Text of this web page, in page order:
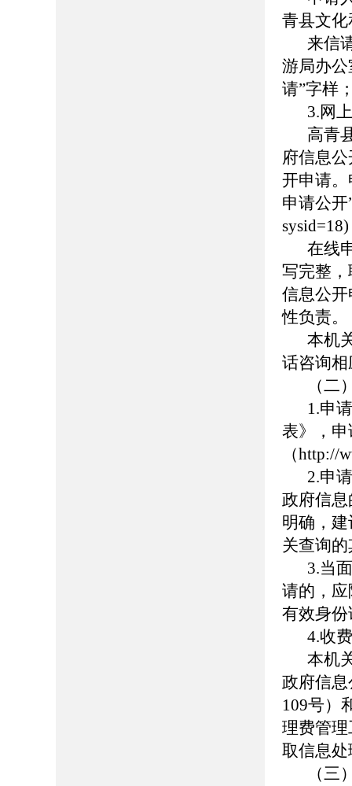
青县文
来信
游局办
请”字样
3.网
高青
府信息
开申请
申请公开
在线
写完整
信息公
性负责
本机
话咨询
（二
1.申
表》，
（http://
2.申
政府信
明确，
关查询
3.当
请的，
有效身
4.收
本机
政府信
109号）
理费管
取信息
（